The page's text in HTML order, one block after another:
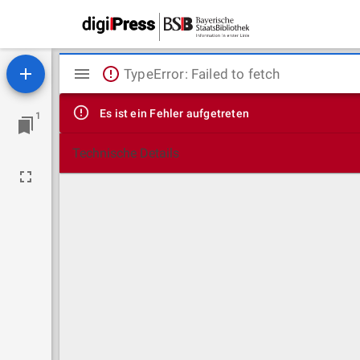
1
Mirador
Viewer
TypeError: Failed to fetch
Es ist ein Fehler aufgetreten
Technische Details